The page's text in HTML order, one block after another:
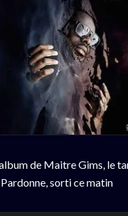
de Maitre Gims, le
Pardonne, sorti ce matin